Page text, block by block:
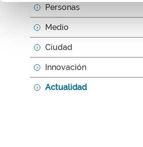
Personas
Medio
Ciudad
Innovación
Actualidad